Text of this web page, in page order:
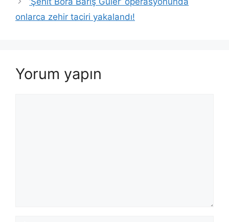
onlarca zehir taciri yakalandı!
Yorum yapın